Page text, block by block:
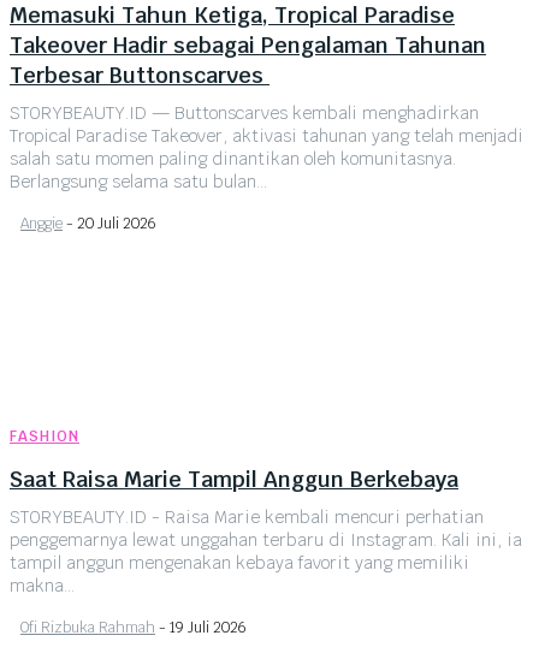
Memasuki Tahun Ketiga, Tropical Paradise
Takeover Hadir sebagai Pengalaman Tahunan
Terbesar Buttonscarves
STORYBEAUTY.ID — Buttonscarves kembali menghadirkan
Tropical Paradise Takeover, aktivasi tahunan yang telah menjadi
salah satu momen paling dinantikan oleh komunitasnya.
Berlangsung selama satu bulan...
Anggie- 20 Juli 2026
FASHION
Saat Raisa Marie Tampil Anggun Berkebaya
STORYBEAUTY.ID - Raisa Marie kembali mencuri perhatian
penggemarnya lewat unggahan terbaru di Instagram. Kali ini, ia
tampil anggun mengenakan kebaya favorit yang memiliki
makna...
Ofi Rizbuka Rahmah - 19 Juli 2026